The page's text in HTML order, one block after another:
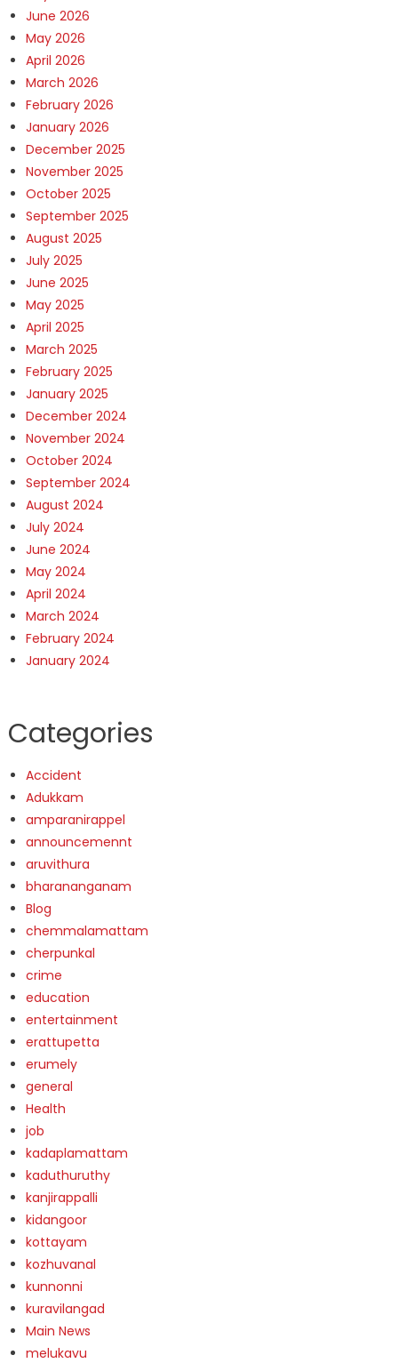
June 2026
May 2026
April 2026
March 2026
February 2026
January 2026
December 2025
November 2025
October 2025
September 2025
August 2025
July 2025
June 2025
May 2025
April 2025
March 2025
February 2025
January 2025
December 2024
November 2024
October 2024
September 2024
August 2024
July 2024
June 2024
May 2024
April 2024
March 2024
February 2024
January 2024
Categories
Accident
Adukkam
amparanirappel
announcemennt
aruvithura
bharananganam
Blog
chemmalamattam
cherpunkal
crime
education
entertainment
erattupetta
erumely
general
Health
job
kadaplamattam
kaduthuruthy
kanjirappalli
kidangoor
kottayam
kozhuvanal
kunnonni
kuravilangad
Main News
melukavu